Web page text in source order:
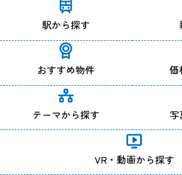
駅から探す
おすすめ物件 価
テーマから探す 写
VR・動画から探す